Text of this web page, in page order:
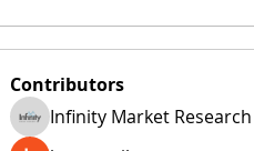
Contributors
Infinity Market Research